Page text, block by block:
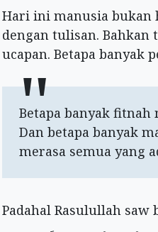
Hari ini manusia bukan
dengan tulisan.
ucapan. Betapa banyak
Betapa banyak fitnah
Dan betapa banyak
merasa semua yang
Padahal Rasulullah saw